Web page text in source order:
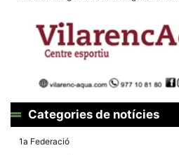
Categories de notícies
1a Federació